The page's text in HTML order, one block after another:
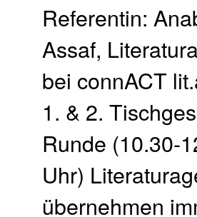
Referentin:
Assaf,
bei connACT
1. & 2.
Runde (10.30-
Uhr)
übernehmen